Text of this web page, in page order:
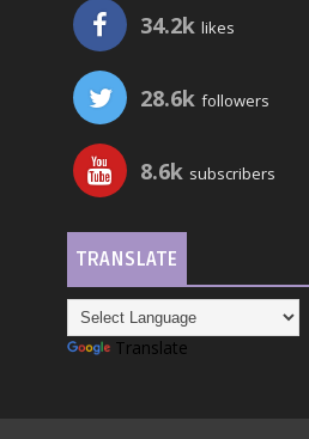
34.2k likes
28.6k followers
8.6k subscribers
TRANSLATE
Translate